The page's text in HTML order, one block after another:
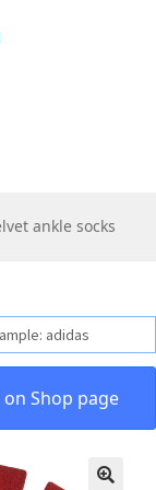
ankle socks
Shop page